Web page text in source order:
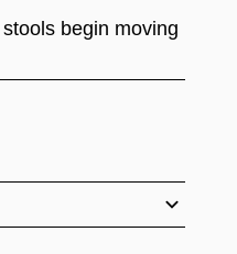
begin moving